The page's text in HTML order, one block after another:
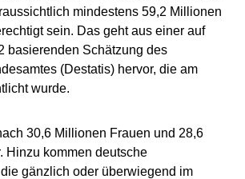
mindestens 59,2 Millionen
sein. Das geht aus einer auf
basierenden Schätzung des
(Destatis) hervor, die am
wurde.
30,6 Millionen Frauen und 28,6
Hinzu kommen deutsche
gänzlich oder überwiegend im